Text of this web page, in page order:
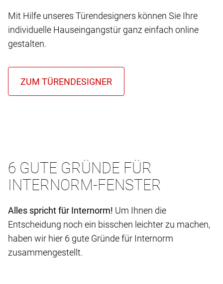
Mit Hilfe unseres Türendesigners können Sie Ihre
individuelle Hauseingangstür ganz einfach online
gestalten.
6 GUTE GRÜNDE FÜR
INTERNORM-FENSTER
Alles spricht für Internorm! Um Ihnen die
Entscheidung noch ein bisschen leichter zu machen,
haben wir hier 6 gute Gründe für Internorm
zusammengestellt.